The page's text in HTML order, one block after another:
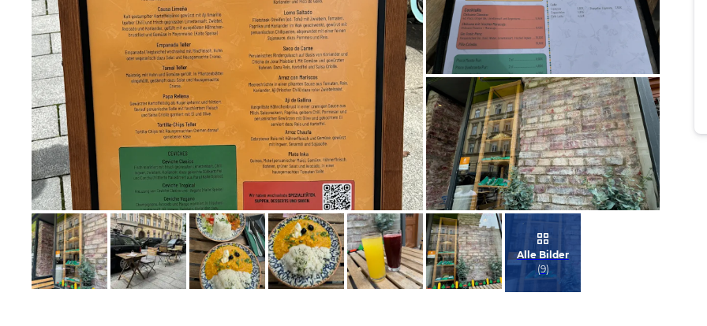
Bild melden
von Alina
Bild melden
von Alina
Bild melden
von Alina
Alle Bilder
(9)